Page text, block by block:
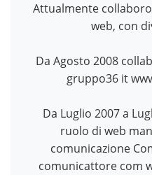
Attualmente
web, con
Da Agosto 2008
gruppo36 it
Da Luglio 2007 a
ruolo di web
comunicazione
comunicattore com